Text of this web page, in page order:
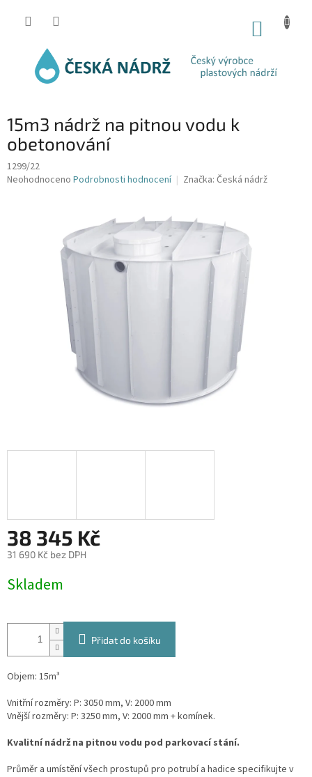
15m3 nádrž na pitnou vodu k
obetonování
1299/22
Průměrné
Neohodnoceno Podrobnosti hodnocení Značka: Česká nádrž
38 345 Kč
31 690 Kč bez DPH
cena:
Skladem
Přidat do košíku
Objem: 15m³
Vnitřní rozměry: P: 3050 mm, V: 2000 mm
Vnější rozměry: P: 3250 mm, V: 2000 mm + komínek.
Kvalitní nádrž na pitnou vodu pod parkovací stání.
Průměr a umístění všech prostupů pro potrubí a hadice specifikujte v